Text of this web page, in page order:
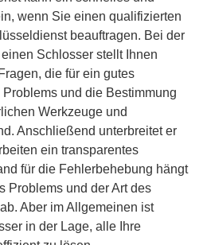
wenn Sie einen qualifizierten
beauftragen. Bei der
Schlosser stellt Ihnen
die für ein gutes
und die Bestimmung
Werkzeuge und
Anschließend unterbreitet er
ein transparentes
für die Fehlerbehebung hängt
Problems und der Art des
Aber im Allgemeinen ist
in der Lage, alle Ihre